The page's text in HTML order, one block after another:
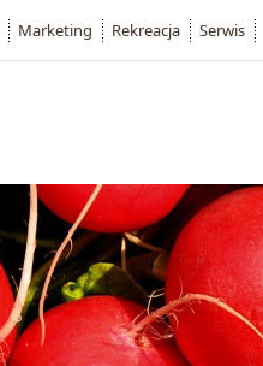
Marketing Rekreacja Serwis